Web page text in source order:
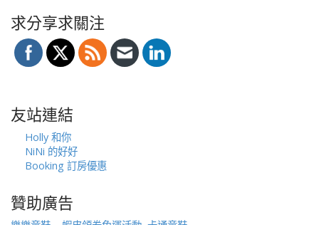
求分享求關注
友站連結
Holly 和你
NiNi 的好好
Booking 訂房優惠
贊助廣告